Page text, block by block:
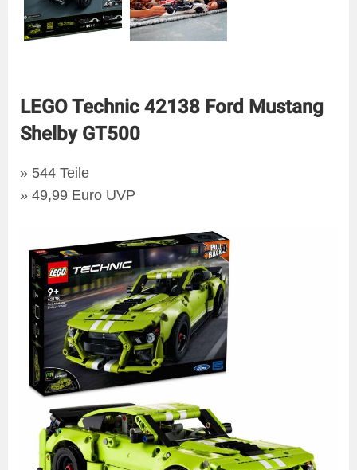
LEGO Technic 42138 Ford Mustang
Shelby GT500
» 544 Teile
» 49,99 Euro UVP